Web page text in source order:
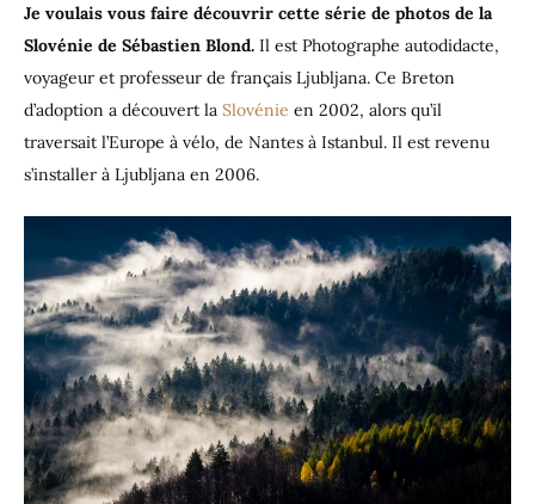
Je voulais vous faire découvrir cette série de photos de la
Slovénie de Sébastien Blond. Il est Photographe autodidacte,
voyageur et professeur de français Ljubljana. Ce Breton
d’adoption a découvert la Slovénie en 2002, alors qu’il
traversait l’Europe à vélo, de Nantes à Istanbul. Il est revenu
s’installer à Ljubljana en 2006.